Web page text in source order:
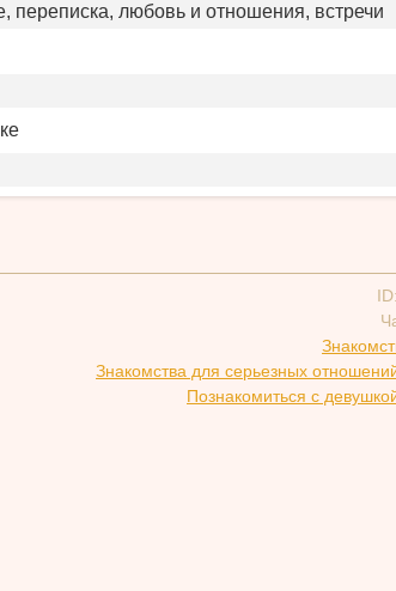
переписка, любовь и отношения, встречи
Знакомства для серьезных
Познакомиться с